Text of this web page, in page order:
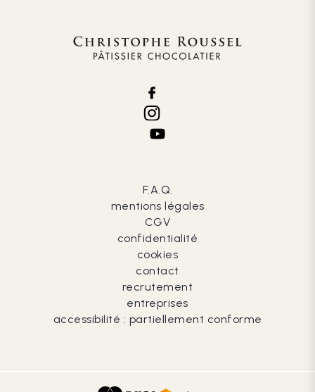
F.A.Q.
mentions légales
CGV
confidentialité
cookies
contact
recrutement
entreprises
accessibilité : partiellement conforme